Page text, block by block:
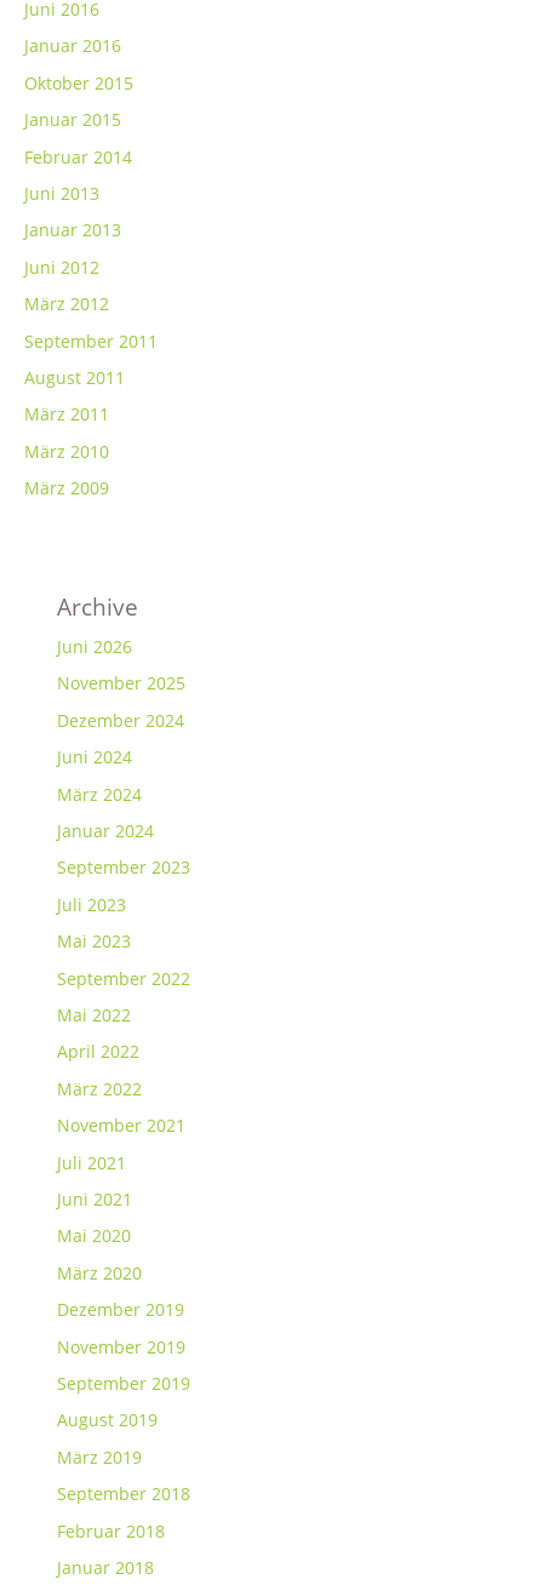
Juni 2016
Januar 2016
Oktober 2015
Januar 2015
Februar 2014
Juni 2013
Januar 2013
Juni 2012
März 2012
September 2011
August 2011
März 2011
März 2010
März 2009
Archive
Juni 2026
November 2025
Dezember 2024
Juni 2024
März 2024
Januar 2024
September 2023
Juli 2023
Mai 2023
September 2022
Mai 2022
April 2022
März 2022
November 2021
Juli 2021
Juni 2021
Mai 2020
März 2020
Dezember 2019
November 2019
September 2019
August 2019
März 2019
September 2018
Februar 2018
Januar 2018